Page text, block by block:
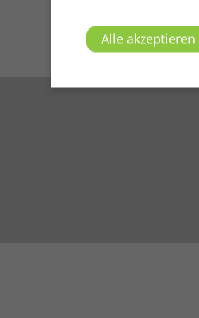
Alle akzeptieren